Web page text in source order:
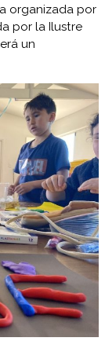
organizada por
por la Ilustre
un